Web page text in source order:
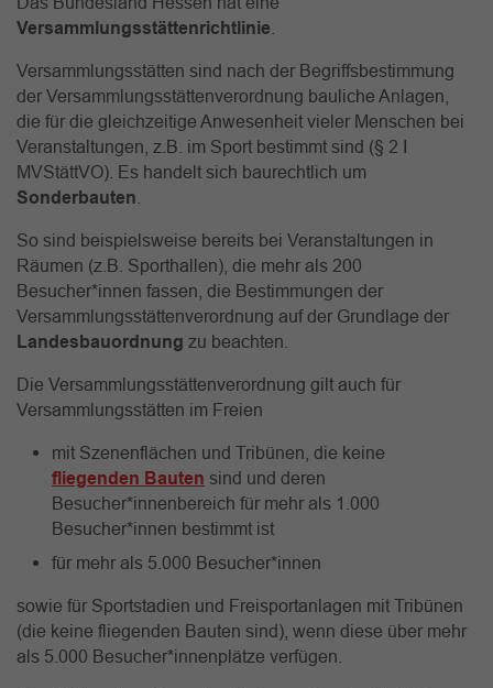
Versammlungsstättenrichtlinie
Versammlungsstätten sind nach der Begriffsbestimmung
der Versammlungsstättenverord­nung bauliche Anlagen,
die für die gleichzeitige Anwesenheit vieler Men­schen bei
Veranstaltungen, z.B. im Sport bestimmt sind (§ 2 I
MVStättVO). Es handelt sich baurechtlich um
Sonderbauten
So sind beispielsweise bereits bei Veranstaltungen in
Räumen (z.B. Sporthallen), die mehr als 200
Besucher*innen fassen, die Bestimmungen der
Versammlungsstättenverordnung auf der Grundlage der
Landesbauordnung zu beachten.
Die Versammlungsstättenverordnung gilt auch für
Versammlungsstätten im Freien
mit Szenenflächen und Tribünen, die keine
fliegenden Bauten sind und deren
Besucher*innenbereich für mehr als 1.000
Besucher*innen bestimmt ist
für mehr als 5.000 Besucher*innen
sowie für Sportstadien und Freisportanlagen mit Tribünen
(die keine fliegenden Bauten sind), wenn diese über mehr
als 5.000 Besucher*innenplätze verfügen.